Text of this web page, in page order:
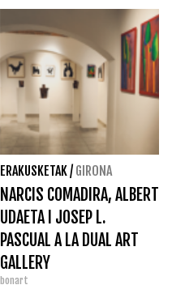
ERAKUSKETAK/ GIRONA
NARCIS COMADIRA, ALBERT
UDAETA I JOSEP L.
PASCUAL A LA DUAL ART
GALLERY
bonart